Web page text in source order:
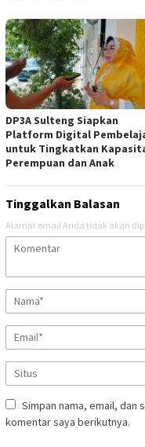
DP3A Sulteng Siapkan
Platform Digital
untuk Tingkatkan
Perempuan dan Anak
Tinggalkan Balasan
Alamat email Anda tidak akan
Simpan nama, email, dan
komentar saya berikutnya.